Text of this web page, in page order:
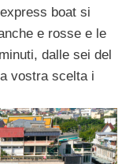
boat si
e rosse e le
dalle sei del
vostra scelta i